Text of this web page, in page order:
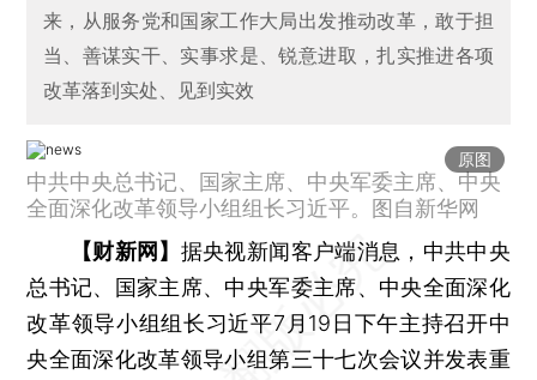
来，从服务党和国家工作大局出发推动改革，敢于担
当、善谋实干、实事求是、锐意进取，扎实推进各项
改革落到实处、见到实效
原图
中共中央总书记、国家主席、中央军委主席、中央
全面深化改革领导小组组长习近平。图自新华网
【财新网】 据央视新闻客户端消息，中共中央
总书记、国家主席、中央军委主席、中央全面深化
改革领导小组组长习近平7月19日下午主持召开中
央全面深化改革领导小组第三十七次会议并发表重